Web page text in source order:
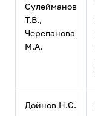
Сулейманов
Т.В.,
Черепанова
М.А.
Дойнов Н.С.